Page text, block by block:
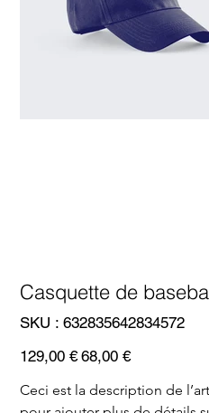
Casquette de
SKU : SKU
632835642834572
632835642834572
Prix
d’origine
129,00 € Prix
promotionnel
68,00 €
Ceci est la description de